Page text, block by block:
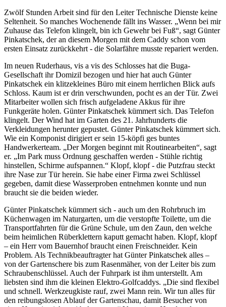
Zwölf Stunden Arbeit sind für den Leiter Technische Dienste keine
Seltenheit. So manches Wochenende fällt ins Wasser. „Wenn bei mir
Zuhause das Telefon klingelt, bin ich Gewehr bei Fuß“, sagt Günter
Pinkatschek, der an diesem Morgen mit dem Caddy schon vom
ersten Einsatz zurückkehrt - die Solarfähre musste repariert werden.
Im neuen Ruderhaus, vis a vis des Schlosses hat die Buga-
Gesellschaft ihr Domizil bezogen und hier hat auch Günter
Pinkatschek ein klitzekleines Büro mit einem herrlichen Blick aufs
Schloss. Kaum ist er drin verschwunden, pocht es an der Tür. Zwei
Mitarbeiter wollen sich frisch aufgeladene Akkus für ihre
Funkgeräte holen. Günter Pinkatschek kümmert sich. Das Telefon
klingelt. Der Wind hat im Garten des 21. Jahrhunderts die
Verkleidungen herunter gepustet. Günter Pinkatschek kümmert sich.
Wie ein Komponist dirigiert er sein 15-köpfi ges buntes
Handwerkerteam. „Der Morgen beginnt mit Routinearbeiten“, sagt
er. „Im Park muss Ordnung geschaffen werden - Stühle richtig
hinstellen, Schirme aufspannen.“ Klopf, klopf - die Putzfrau steckt
ihre Nase zur Tür herein. Sie habe einer Firma zwei Schlüssel
gegeben, damit diese Wasserproben entnehmen konnte und nun
braucht sie die beiden wieder.
Günter Pinkatschek kümmert sich - auch um den Rohrbruch im
Küchenwagen im Naturgarten, um die verstopfte Toilette, um die
Transportfahrten für die Grüne Schule, um den Zaun, den welche
beim heimlichen Rüberklettern kaputt gemacht haben. Klopf, klopf
– ein Herr vom Bauernhof braucht einen Freischneider. Kein
Problem. Als Technikbeauftragter hat Günter Pinkatschek alles –
von der Gartenschere bis zum Rasenmäher, von der Leiter bis zum
Schraubenschlüssel. Auch der Fuhrpark ist ihm unterstellt. Am
liebsten sind ihm die kleinen Elektro-Golfcaddys. „Die sind flexibel
und schnell. Werkzeugkiste rauf, zwei Mann rein. Wir tun alles für
den reibungslosen Ablauf der Gartenschau, damit Besucher von